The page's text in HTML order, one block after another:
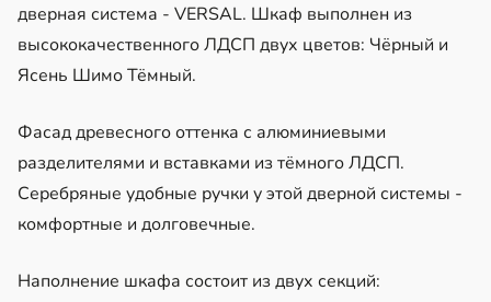
дверная система - VERSAL. Шкаф выполнен из
высококачественного ЛДСП двух цветов: Чёрный и
Ясень Шимо Тёмный.
Фасад древесного оттенка с алюминиевыми
разделителями и вставками из тёмного ЛДСП.
Серебряные удобные ручки у этой дверной системы -
комфортные и долговечные.
Наполнение шкафа состоит из двух секций: